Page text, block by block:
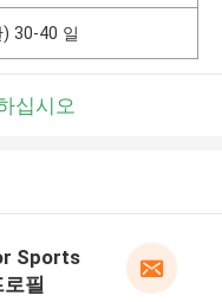
30-40 일
십시오
Sports
필